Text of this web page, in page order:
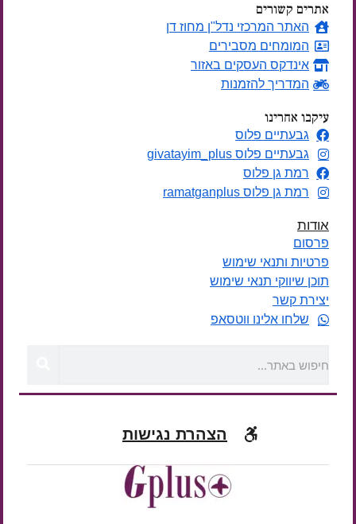
אתרים קשורים
האתר המרכזי נדל"ן מחוז דן
המומחים מסבירים
אינדקס העסקים באזור
המדריך להזמנות
עיקבו אחרינו
גבעתיים פלוס
גבעתיים פלוס givatayim_plus
רמת גן פלוס
רמת גן פלוס ramatganplus
אודות
פרסום
פרטיות ותנאי שימוש
תוכן שיווקי תנאי שימוש
יצירת קשר
שלחו אלינו ווטסאפ
הצהרת נגישות